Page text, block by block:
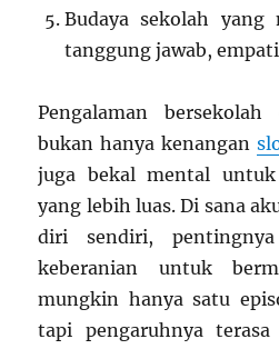
Budaya sekolah yang
tanggung jawab,
Pengalaman
bukan hanya kenangan
juga bekal mental
yang lebih luas. Di sana
diri sendiri,
keberanian untuk
mungkin hanya satu
tapi pengaruhnya